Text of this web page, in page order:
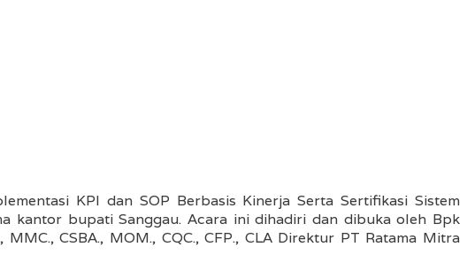
KPI dan SOP Berbasis Kinerja Serta Sertifikasi Sistem
kantor bupati Sanggau. Acara ini dihadiri dan dibuka oleh Bpk
CSBA., MOM., CQC., CFP., CLA Direktur PT Ratama Mitra